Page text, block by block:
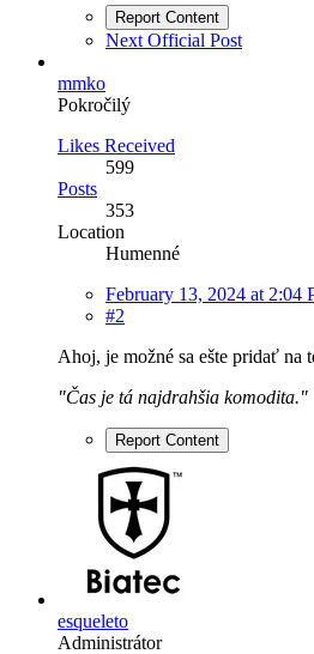
Report Content
Next Official Post
mmko
Pokročilý
Likes Received
599
Posts
353
Location
Humenné
February 13, 2024 at 2:04
#2
Ahoj, je možné sa ešte pridať na
"Čas je tá najdrahšia komodita."
Report Content
esqueleto
Administrátor